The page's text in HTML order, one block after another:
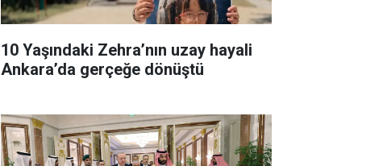
10 Yaşındaki Zehra’nın uzay hayali
Ankara’da gerçeğe dönüştü